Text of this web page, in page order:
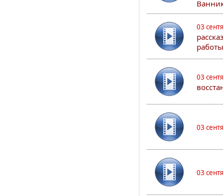
03
03
03
03